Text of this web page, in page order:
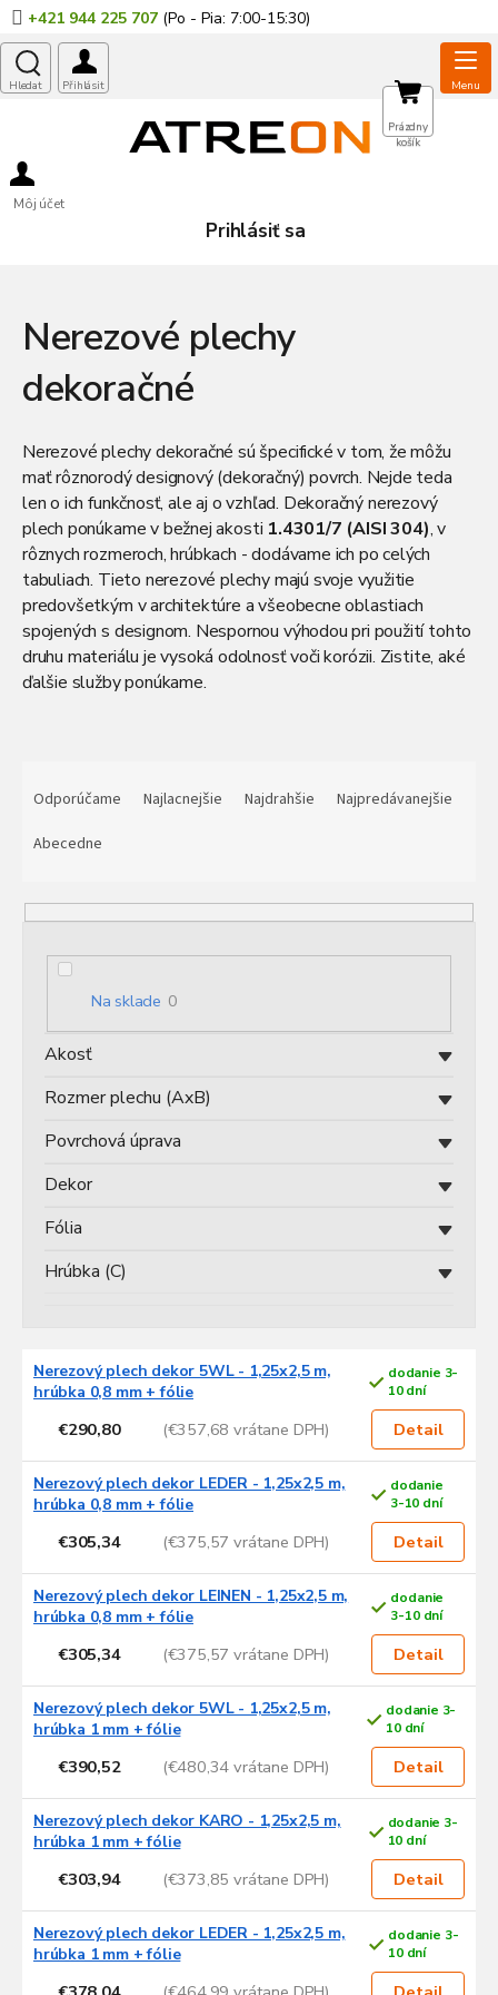
Prejsť
na
obsah
+421 944 225 707
Môj účet
Prihlásiť sa
NÁKUPNÝ
KOŠÍK
Prázdny
košík
Nerezové plechy
dekoračné
Nerezové plechy dekoračné sú špecifické v tom, že môžu
mať rôznorodý designový (dekoračný) povrch. Nejde teda
len o ich funkčnosť, ale aj o vzhľad. Dekoračnýnerezový
plech ponúkame v bežnej akosti 1.4301/7 (AISI 304), v
rôznych rozmeroch, hrúbkach - dodávame ich po celých
tabuliach. Tieto nerezové plechy majú svoje využitie
predovšetkým v architektúre a všeobecne oblastiach
spojených s designom. Nespornou výhodou pri použití tohto
druhu materiálu je vysoká odolnosť voči korózii. Zistite, aké
ďalšie služby ponúkame.
e
Odporúčame Najlacnejšie Najdrahšie
Najpredávanejšie
Abecedne
Na sklade 0
Akosť
Dekor
Fólia
Hrúbka (C)
Povrchová úprava
Rozmer plechu (AxB)
V
p
s
p
u
v
Nerezový plech dekor 5WL - 1,25x2,5 m,
hrúbka 0,8 mm + fólie
dodanie 3-
10 dní
€290,80 (€357,68 vrátane DPH) Detail
Nerezový plech dekor LEDER - 1,25x2,5 m,
hrúbka 0,8 mm + fólie
dodanie
3-10 dní
€305,34 (€375,57 vrátane DPH) Detail
Nerezový plech dekor LEINEN - 1,25x2,5 m,
hrúbka 0,8 mm + fólie
dodanie
3-10 dní
€305,34 (€375,57 vrátane DPH) Detail
Nerezový plech dekor 5WL - 1,25x2,5 m,
hrúbka 1 mm + fólie
dodanie 3-
10 dní
€390,52 (€480,34 vrátane DPH) Detail
Nerezový plech dekor KARO - 1,25x2,5 m,
hrúbka 1 mm + fólie
dodanie 3-
10 dní
€303,94 (€373,85 vrátane DPH) Detail
Nerezový plech dekor LEDER - 1,25x2,5 m,
hrúbka 1 mm + fólie
dodanie 3-
10 dní